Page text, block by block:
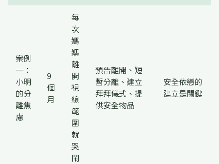
案例
一：
小明
的分
離焦
慮
9
個
月
每
次
媽
媽
離
開
視
線
範
圍
就
哭
鬧
預告離開、短
暫分離、建立
拜拜儀式、提
供安全物品
安全依戀的
建立是關鍵